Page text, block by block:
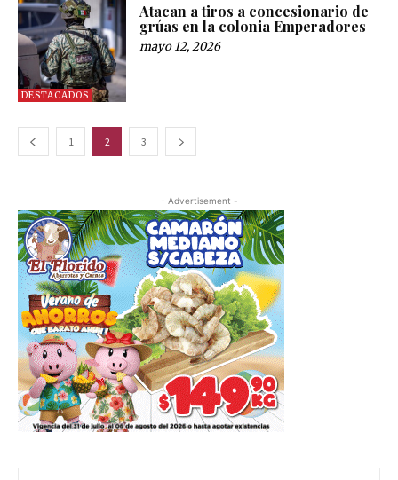
DESTACADOS
Atacan a tiros a concesionario de
grúas en la colonia Emperadores
mayo 12, 2026
1 2 3
- Advertisement -